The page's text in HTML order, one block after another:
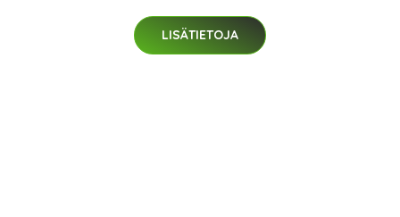
LISÄTIETOJA